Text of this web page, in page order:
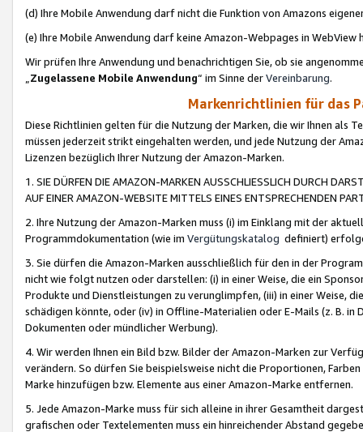
(d) Ihre Mobile Anwendung darf nicht die Funktion von Amazons
(e) Ihre Mobile Anwendung darf keine Amazon-Webpages in WebView
Wir prüfen Ihre Anwendung und benachrichtigen Sie, ob sie
„Zugelassene Mobile Anwendung“ im Sinne derVereinbarung.
Markenrichtlinien für das
Diese Richtlinien gelten für die Nutzung der Marken, die wir Ihnen als
müssen jederzeit strikt eingehalten werden, und jede Nutzung der
Lizenzen bezüglich Ihrer Nutzung der Amazon-Marken.
1. SIE DÜRFEN DIE AMAZON-MARKEN AUSSCHLIESSLICH DURCH
AUF EINER AMAZON-WEBSITE MITTELS EINES ENTSPRECHENDEN
2. Ihre Nutzung der Amazon-Marken muss (i) im Einklang mit der
Programmdokumentation (wie im Vergütungskatalog definiert)
3. Sie dürfen die Amazon-Marken ausschließlich für den in der
nicht wie folgt nutzen oder darstellen: (i) in einer Weise, die ein
Produkte und Dienstleistungen zu verunglimpfen, (iii) in einer Weise,
schädigen könnte, oder (iv) in Offline-Materialien oder E-Mails (z. B. in
Dokumenten oder mündlicher Werbung).
4. Wir werden Ihnen ein Bild bzw. Bilder der Amazon-Marken zur
verändern. So dürfen Sie beispielsweise nicht die Proportionen,
Marke hinzufügen bzw. Elemente aus einer Amazon-Marke entfernen.
5. Jede Amazon-Marke muss für sich alleine in ihrer Gesamtheit
grafischen oder Textelementen muss ein hinreichender Abstand